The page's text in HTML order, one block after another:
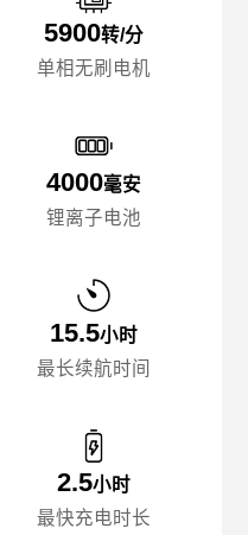
5900转/分
单相无刷电机
4000毫安
锂离子电池
15.5小时
最长续航时间
2.5小时
最快充电时长